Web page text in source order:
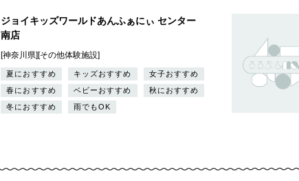
ジョイキッズワールドあんふぁにぃ センター
南店
[神奈川県][その他体験施設]
夏におすすめ キッズおすすめ
女子おすすめ
春におすすめ
ベビーおすすめ
秋におすすめ
冬におすすめ
雨でもOK